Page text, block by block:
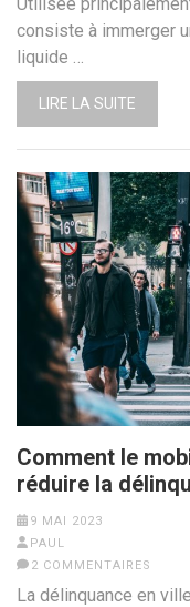
consiste à immerger
liquide …
LIRE LA SUITE
Comment le
réduire la
9 MAI 2023
PAUL
2 COMMENTAIRES
La délinquance en